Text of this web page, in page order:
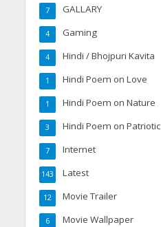
GALLARY
7
Gaming
4
Hindi / Bhojpuri Kavita
4
Hindi Poem on Love
1
Hindi Poem on Nature
1
Hindi Poem on Patriotic
3
Internet
7
Latest
143
Movie Trailer
12
Movie Wallpaper
6